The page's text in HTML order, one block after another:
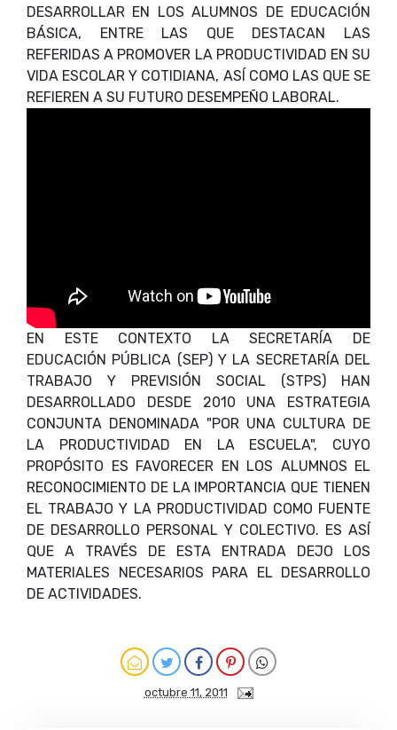
DESARROLLAR EN LOS ALUMNOS DE EDUCACIÓN
BÁSICA, ENTRE LAS QUE DESTACAN LAS
REFERIDAS A PROMOVER LA PRODUCTIVIDAD EN SU
VIDA ESCOLAR Y COTIDIANA, ASÍ COMO LAS QUE SE
REFIEREN A SU FUTURO DESEMPEÑO LABORAL.
EN ESTE CONTEXTO LA SECRETARÍA DE
EDUCACIÓN PÚBLICA (SEP) Y LA SECRETARÍA DEL
TRABAJO Y PREVISIÓN SOCIAL (STPS) HAN
DESARROLLADO DESDE 2010 UNA ESTRATEGIA
CONJUNTA DENOMINADA "POR UNA CULTURA DE
LA PRODUCTIVIDAD EN LA ESCUELA", CUYO
PROPÓSITO ES FAVORECER EN LOS ALUMNOS EL
RECONOCIMIENTO DE LA IMPORTANCIA QUE TIENEN
EL TRABAJO Y LA PRODUCTIVIDAD COMO FUENTE
DE DESARROLLO PERSONAL Y COLECTIVO. ES ASÍ
QUE A TRAVÉS DE ESTA ENTRADA DEJO LOS
MATERIALES NECESARIOS PARA EL DESARROLLO
DE ACTIVIDADES.
octubre 11, 2011